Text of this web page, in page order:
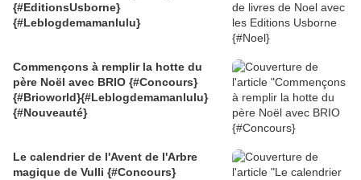
{#EditionsUsborne}
{#Leblogdemamanlulu}
Commençons à remplir la hotte du
père Noël avec BRIO {#Concours}
{#Brioworld}{#Leblogdemamanlulu}
{#Nouveauté}
Le calendrier de l'Avent de l'Arbre
magique de Vulli {#Concours}